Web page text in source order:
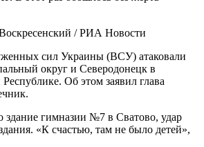
/ РИА Новости
сил Украины (ВСУ) атаковали
округ и Северодонецк в
Об этом заявил глава
здание гимназии №7 в Сватово, удар
«К счастью, там не было детей»,